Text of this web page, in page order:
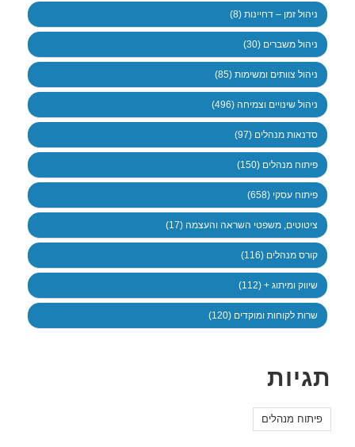
ניהול זמן – דחיינות (8)
ניהול משברים (30)
ניהול צוותים ומשימות (85)
ניהול שינויים וצמיחה (496)
סדנאות מנהלים (97)
פיתוח מנהלים (150)
פיתוח עסקי (658)
ציטוטים, משפטי השראה והעצמה (17)
קורס מנהלים (116)
שיווק ומיתוג + (112)
שרות לקוחות ומוקדים (120)
תגיות
פיתוח מנהלים